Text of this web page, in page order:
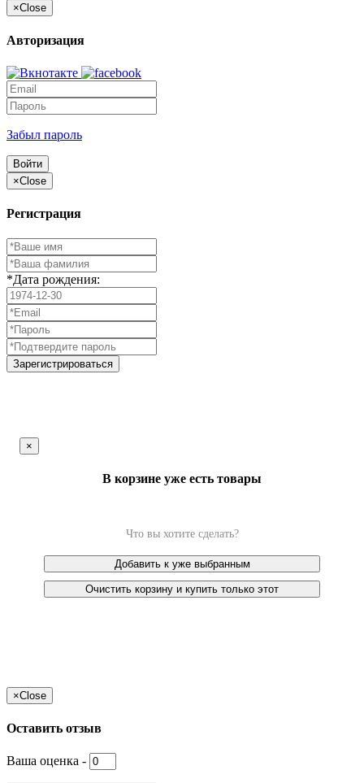
×Close
Авторизация
Забыл пароль
Войти
×Close
Регистрация
*Дата рождения:
Зарегистрироваться
×
В корзине уже есть товары
Что вы хотите сделать?
Добавить к уже выбранным
Очистить корзину и купить только этот
×Close
Оставить отзыв
Ваша оценка -